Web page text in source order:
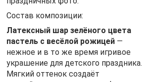
Состав композиции:
Латексный шар зелёного цвета
пастель с весёлой рожицей —
нежное и в то же время игривое
украшение для детского праздника.
Мягкий оттенок создаёт